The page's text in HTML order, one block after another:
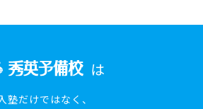
は
塾だけではなく、